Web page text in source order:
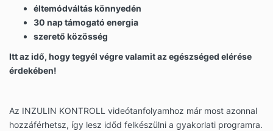
éltemódváltás könnyedén
30 nap támogató energia
szerető közösség
Itt az idő, hogy tegyél végre valamit az egészséged elérése
érdekében!
Az INZULIN KONTROLL videótanfolyamhoz már most azonnal
hozzáférhetsz, így lesz időd felkészülni a gyakorlati programra.